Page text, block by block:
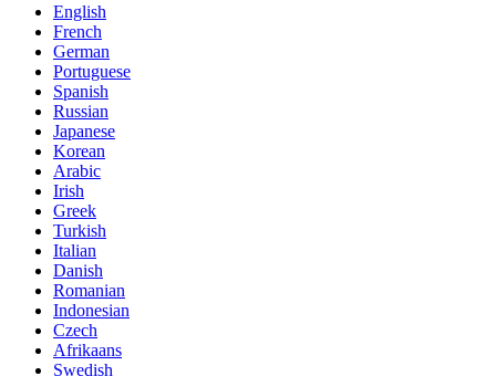
English
French
German
Portuguese
Spanish
Russian
Japanese
Korean
Arabic
Irish
Greek
Turkish
Italian
Danish
Romanian
Indonesian
Czech
Afrikaans
Swedish